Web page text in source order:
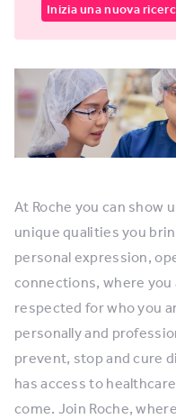
Inizia una nuova
At Roche you can show
unique qualities you
personal expression,
connections, where you
respected for who you
personally and
prevent, stop and cure
has access to
come. Join Roche,